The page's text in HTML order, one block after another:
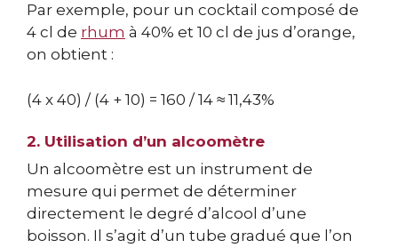
Par exemple, pour un cocktail composé de
4 cl de rhum à 40% et 10 cl de jus d’orange,
on obtient :
(4 x 40) / (4 + 10) = 160 / 14 ≈ 11,43%
2. Utilisation d’un alcoomètre
Un alcoomètre est un instrument de
mesure qui permet de déterminer
directement le degré d’alcool d’une
boisson. Il s’agit d’un tube gradué que l’on